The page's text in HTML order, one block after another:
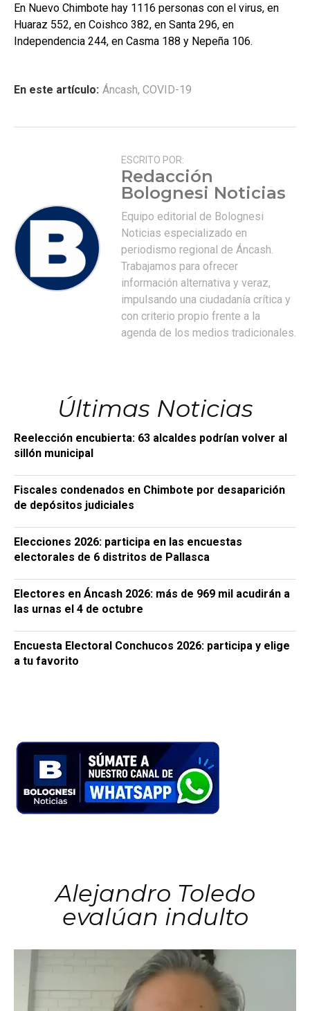
En Nuevo Chimbote hay 1116 personas con el virus, en
Huaraz 552, en Coishco 382, en Santa 296, en
Independencia 244, en Casma 188 y Nepeña 106.
En este artículo: Áncash, COVID-19
ESCRITO POR:
Redacción
Bolognesi Noticias
Equipo editorial de Bolognesi
Noticias especializado en
periodismo regional de Áncash.
Trabajamos para ofrecer
información alternativa y veraz,
impulsando una ciudadanía crítica y
con criterio propio frente a la
agenda de los medios tradicionales.
Últimas Noticias
Reelección encubierta: 63 alcaldes podrían volver al
sillón municipal
Fiscales condenados en Chimbote por desaparición
de depósitos judiciales
Elecciones 2026: participa en las encuestas
electorales de 6 distritos de Pallasca
Electores en Áncash 2026: más de 969 mil acudirán a
las urnas el 4 de octubre
Encuesta Electoral Conchucos 2026: participa y elige
a tu favorito
Alejandro Toledo
evalúan indulto